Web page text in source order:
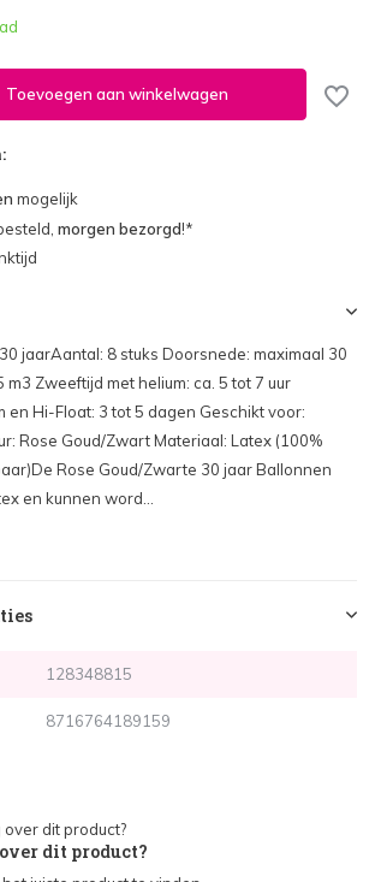
Toevoegen aan winkelwagen
mogelijk
morgen bezorgd!*
jaarAantal: 8 stuks Doorsnede: maximaal 30
m3 Zweeftijd met helium: ca. 5 tot 7 uur
en Hi-Float: 3 tot 5 dagen Geschikt voor:
Rose Goud/Zwart Materiaal: Latex (100%
Rose Goud/Zwarte 30 jaar Ballonnen
en kunnen word...
128348815
8716764189159
dit product?